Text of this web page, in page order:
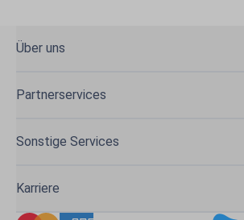
Über uns
Partnerservices
Sonstige Services
Karriere